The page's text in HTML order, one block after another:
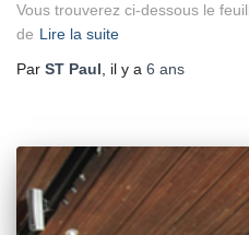
Vous trouverez ci-dessous le
de Lire la suite
Par ST Paul, il y a 6 ans